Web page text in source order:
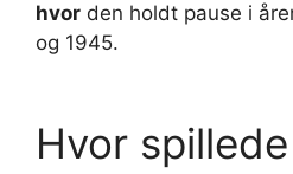
hvor den holdt pause i
og 1945.
Hvor